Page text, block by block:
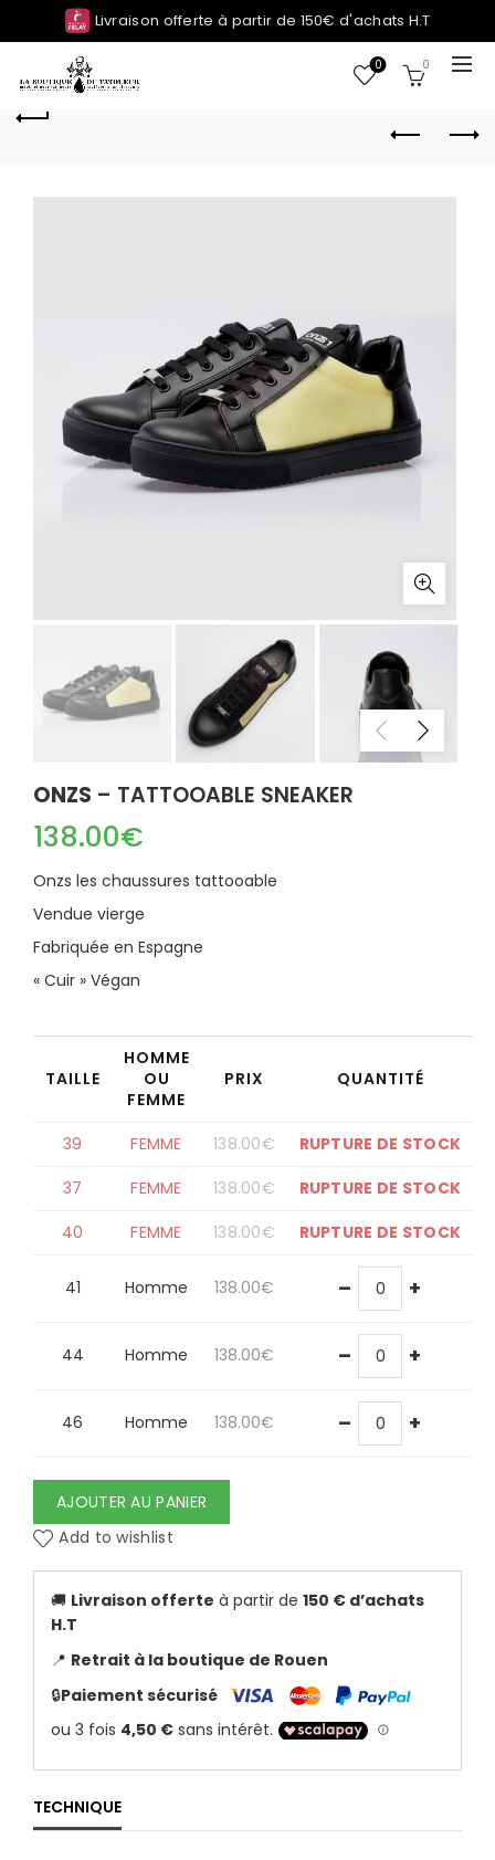
Livraison offerte à partir de 150€ d'achats H.T
0 0
ONZS – TATTOOABLE SNEAKER
138.00€
Onzs les chaussures tattooable
Vendue vierge
Fabriquée en Espagne
« Cuir » Végan
TAILLE
HOMME
OU
FEMME
PRIX QUANTITÉ
39 FEMME 138.00€
RUPTURE DE STOCK
37
FEMME 138.00€
RUPTURE DE STOCK
40
FEMME 138.00€ RUPTURE DE STOCK
41 Homme 138.00€ – +
44 Homme 138.00€ – +
46 Homme 138.00€ – +
AJOUTER AU PANIER
Add to wishlist
🚚 Livraison offerte à partir de 150 € d’achats
H.T
📍 Retrait à la boutique de Rouen
🔒Paiement sécurisé
TECHNIQUE